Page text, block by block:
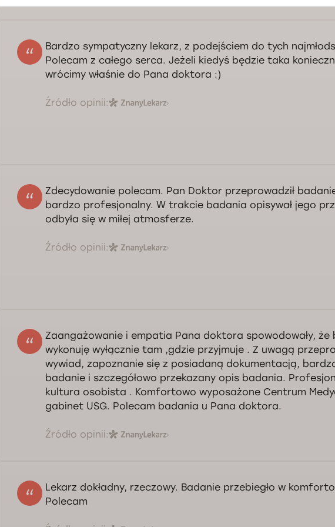
Bardzo sympatyczny lekarz, z podejściem do tych
Polecam z całego serca. Jeżeli kiedyś będzie taka
wrócimy właśnie do Pana doktora :)
Źródło opinii:
Zdecydowanie polecam. Pan Doktor przeprowadził
bardzo profesjonalny. W trakcie badania opisywał jego
odbyła się w miłej atmosferze.
Źródło opinii:
Zaangażowanie i empatia Pana doktora spowodowały, że
wykonuję wyłącznie tam ,gdzie przyjmuje . Z uwagą
wywiad, zapoznanie się z posiadaną dokumentacją,
badanie i szczegółowo przekazany opis badania.
kultura osobista . Komfortowo wyposażone Centrum
gabinet USG. Polecam badania u Pana doktora.
Źródło opinii:
Lekarz dokładny, rzeczowy. Badanie przebiegło w
Polecam